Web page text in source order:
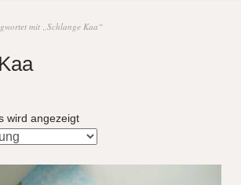
mit „Schlange Kaa“
wird angezeigt